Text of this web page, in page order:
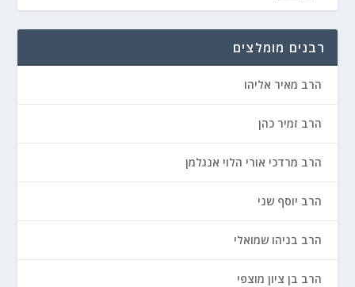
רבנים מומלצים
הרב מאיר אליהו
הרב זמיר כהן
הרב מרדכי אורי הלוי אנגלמן
הרב יוסף שני
הרב בניהו שמואלי
הרב בן ציון מוצפי